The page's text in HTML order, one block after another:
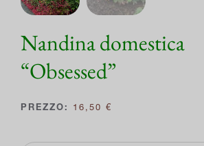
Nandina domestica
“Obsessed”
16,50 €